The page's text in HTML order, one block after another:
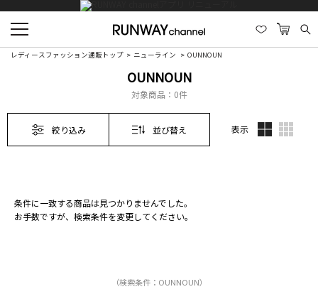
レディースファッション通販トップ ニューライン OUNNOUN
OUNNOUN
対象商品： 0件
絞り込み 並び替え 表示
条件に一致する商品は見つかりませんでした。
お手数ですが、検索条件を変更してください。
（検索条件：OUNNOUN）